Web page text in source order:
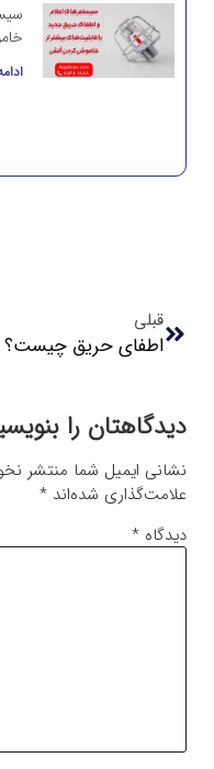
قبلی
دیدگاهتان را
نشانی ایمیل شما منتشر
علامت‌گذاری شده‌اند*
دیدگاه*